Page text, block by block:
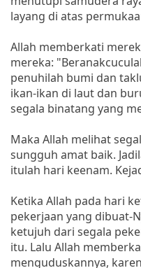
layang di atas
Allah memberkati
mereka:
penuhilah bumi dan
ikan-ikan di laut dan
segala binatang yang
Maka Allah melihat
sungguh amat baik.
itulah hari keenam.
Ketika Allah pada hari
pekerjaan yang dibuat-
ketujuh dari segala
itu. Lalu Allah
menguduskannya,